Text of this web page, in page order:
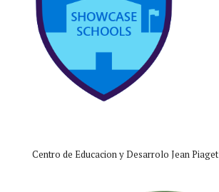
Centro de Educacion y Desarrolo Jean Piaget